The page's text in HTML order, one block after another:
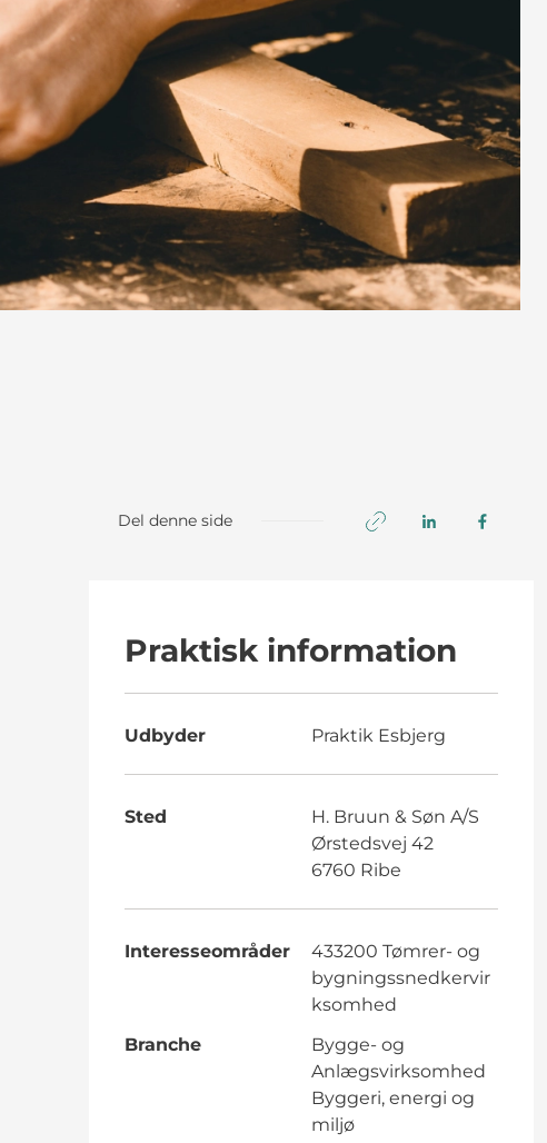
Del denne side
Praktisk information
Udbyder Praktik Esbjerg
Sted
H. Bruun & Søn A/S
Ørstedsvej 42
6760 Ribe
Interesseområder
433200 Tømrer- og
bygningssnedkervir
ksomhed
Branche
Bygge- og
Anlægsvirksomhed
Byggeri, energi og
miljø